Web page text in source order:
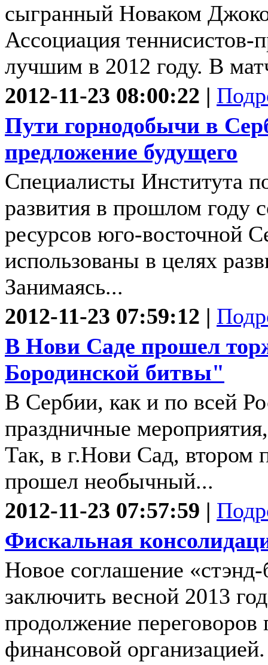
сыгранный Новаком
Ассоциация теннисистов-
лучшим в 2012 году. В
2012-11-23 08:00:22 |
Пути горнодобычи в
предложение будущего
Специалисты Института
развития в прошлом году
ресурсов юго-восточной
использованы в целях
Занимаясь...
2012-11-23 07:59:12 |
В Нови Саде прошел
Бородинской битвы"
В Сербии, как и по всей
праздничные
Так, в г.Нови Сад, втором
прошел необычный...
2012-11-23 07:57:59 |
Фискальная
Новое соглашение
заключить весной 2013
продолжение переговоров
финансовой